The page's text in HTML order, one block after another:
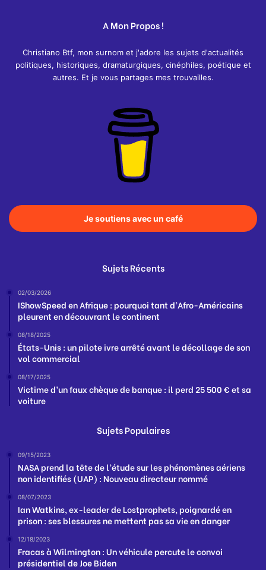
A Mon Propos !
Christiano Btf, mon surnom et j'adore les sujets d'actualités
politiques, historiques, dramaturgiques, cinéphiles, poétique et
autres. Et je vous partages mes trouvailles.
Je soutiens avec un café
Sujets Récents
02/03/2026
IShowSpeed en Afrique : pourquoi tant d’Afro-Américains
pleurent en découvrant le continent
08/18/2025
États-Unis : un pilote ivre arrêté avant le décollage de son
vol commercial
08/17/2025
Victime d’un faux chèque de banque : il perd 25 500 € et sa
voiture
Sujets Populaires
09/15/2023
NASA prend la tête de l’étude sur les phénomènes aériens
non identifiés (UAP) : Nouveau directeur nommé
08/07/2023
Ian Watkins, ex-leader de Lostprophets, poignardé en
prison : ses blessures ne mettent pas sa vie en danger
12/18/2023
Fracas à Wilmington : Un véhicule percute le convoi
présidentiel de Joe Biden